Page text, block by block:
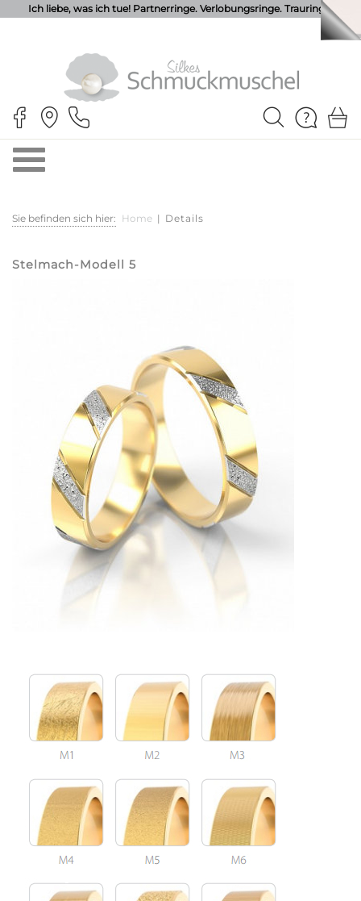
Ich liebe, was ich tue! Partnerringe. Verlobungsringe. Trauringe.
Sie befinden sich hier: Home | Details
Stelmach-Modell 5